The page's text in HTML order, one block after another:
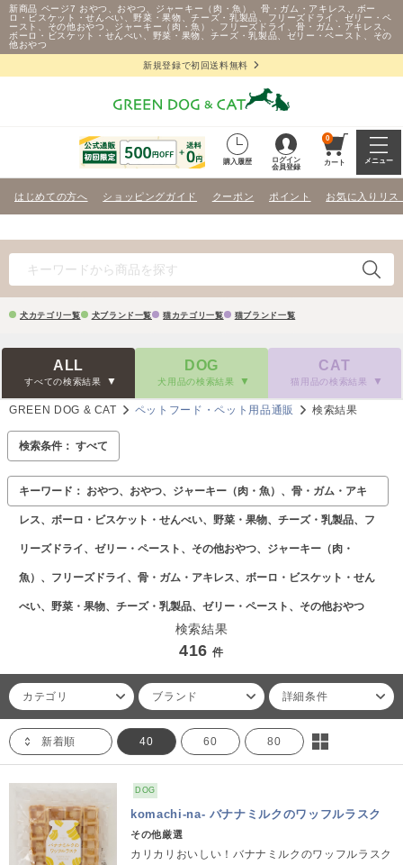
新商品 ページ7 おやつ、おやつ、ジャーキー（肉・魚）、骨・ガム・アキレス、ボー
ロ・ビスケット・せんべい、野菜・果物、チーズ・乳製品、フリーズドライ、ゼリー・ペ
ースト、その他おやつ、ジャーキー（肉・魚）、フリーズドライ、骨・ガム・アキレス、
ボーロ・ビスケット・せんべい、野菜・果物、チーズ・乳製品、ゼリー・ペースト、その
他おやつ
新規登録で初回送料無料
購入履歴
ログイン
会員登録
0
カート メニュー
はじめての方へ ショッピングガイド クーポン ポイント お気に入りリス
犬カテゴリ一覧 犬ブランド一覧 猫カテゴリ一覧 猫ブランド一覧
ALL
すべての検索結果
DOG
犬用品の検索結果
CAT
猫用品の検索結果
GREEN DOG & CAT ペットフード・ペット用品通販 検索結果
検索条件： すべて
キーワード： おやつ、おやつ、ジャーキー（肉・魚）、骨・ガム・アキ
レス、ボーロ・ビスケット・せんべい、野菜・果物、チーズ・乳製品、フ
リーズドライ、ゼリー・ペースト、その他おやつ、ジャーキー（肉・
魚）、フリーズドライ、骨・ガム・アキレス、ボーロ・ビスケット・せん
べい、野菜・果物、チーズ・乳製品、ゼリー・ペースト、その他おやつ
検索結果
416 件
カテゴリ ブランド 詳細条件
新着順 40 60 80
DOG
komachi-na- バナナミルクのワッフルラスク
その他厳選
カリカリおいしい！バナナミルクのワッフルラスク